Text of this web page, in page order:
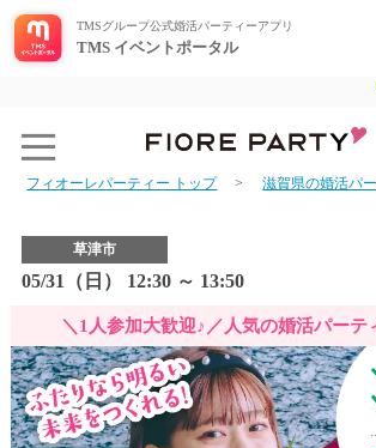
TMSグループ公式婚活パーティーアプリ
TMS イベントポータル
フィオーレパーティー トップ 滋賀県の婚活パ
草津市
05/31（日） 12:30 ～ 13:50
＼1人参加大歓迎♪／人気の婚活パーテ